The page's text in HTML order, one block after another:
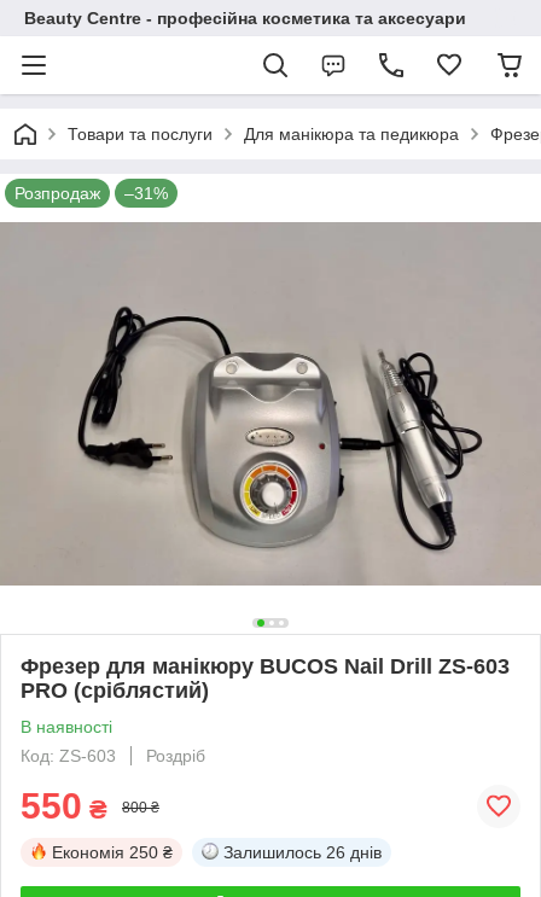
Beauty Centre - професійна косметика та аксесуари
Товари та послуги Для манікюра та педикюра
Розпродаж –31%
Фрезер для манікюру BUCOS Nail Drill ZS-603
PRO (сріблястий)
В наявності
Код: ZS-603
Роздріб
550 ₴ 800 ₴
Економія 250 ₴ Залишилось 26 днів